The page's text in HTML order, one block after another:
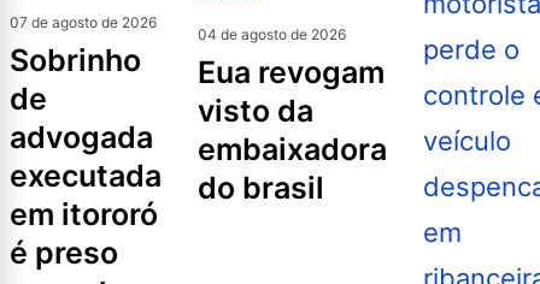
07 de agosto de 2026
sobrinho
de
advogada
executada
em itororó
é preso
04 de agosto de 2026
eua revogam
visto da
embaixadora
do brasil